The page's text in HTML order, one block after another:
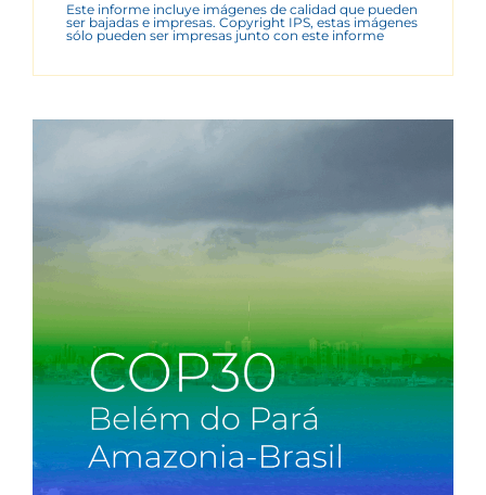
Este informe incluye imágenes de calidad que pueden
ser bajadas e impresas. Copyright IPS, estas imágenes
sólo pueden ser impresas junto con este informe